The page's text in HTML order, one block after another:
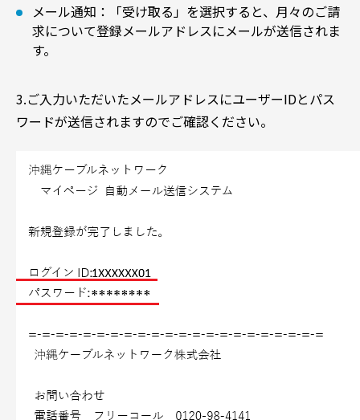
メール通知：「受け取る」を選択すると、月々のご請
求について登録メールアドレスにメールが送信されま
す。
3.ご入力いただいたメールアドレスにユーザーIDとパス
ワードが送信されますのでご確認ください。